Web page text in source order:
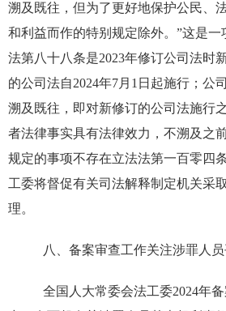
溯及既往，但为了更好地保护公民、
和利益而作的特别规定除外。”这是一
法第八十八条是2023年修订公司法时
的公司法自2024年7月1日起施行；公
溯及既往，即对新修订的公司法施行
者法律事实具有法律效力，不溯及之
规定的事项不存在立法法第一百零四
工委将督促有关司法解释制定机关采
理。
八、备案审查工作关注涉罪人
全国人大常委会法工委2024年